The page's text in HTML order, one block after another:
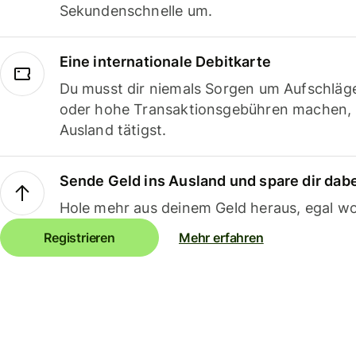
Sekundenschnelle um.
Eine internationale Debitkarte
Du musst dir niemals Sorgen um
oder hohe Transaktionsgebühren
Ausland tätigst.
Sende Geld ins Ausland und spare dir
Hole mehr aus deinem Geld heraus, egal
Registrieren Mehr erfahren